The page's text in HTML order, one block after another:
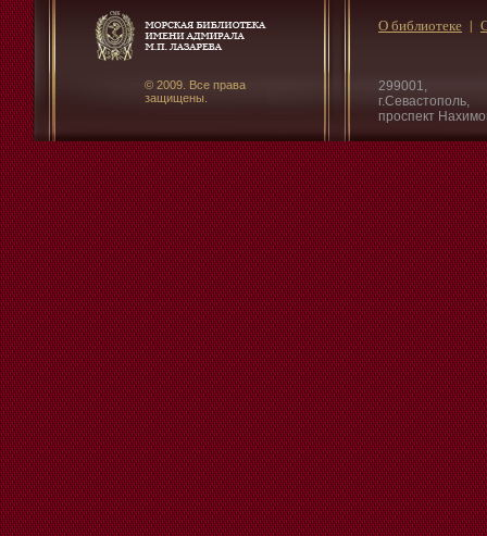
© 2009. Все права
защищены.
299001,
г.Севастополь,
проспект
О библиотеке